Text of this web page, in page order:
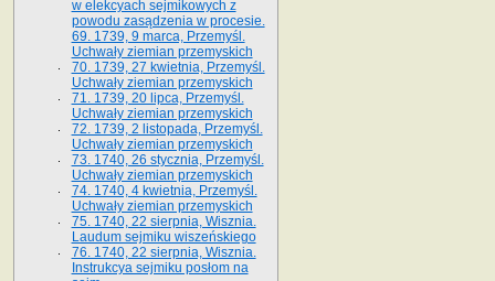
w elekcyach sejmikowych z
powodu zasądzenia w procesie.
69. 1739, 9 marca, Przemyśl.
Uchwały ziemian przemyskich
70. 1739, 27 kwietnia, Przemyśl.
Uchwały ziemian przemyskich
71. 1739, 20 lipca, Przemyśl.
Uchwały ziemian przemyskich
72. 1739, 2 listopada, Przemyśl.
Uchwały ziemian przemyskich
73. 1740, 26 stycznia, Przemyśl.
Uchwały ziemian przemyskich
74. 1740, 4 kwietnia, Przemyśl.
Uchwały ziemian przemyskich
75. 1740, 22 sierpnia, Wisznia.
Laudum sejmiku wiszeńskiego
76. 1740, 22 sierpnia, Wisznia.
Instrukcya sejmiku posłom na